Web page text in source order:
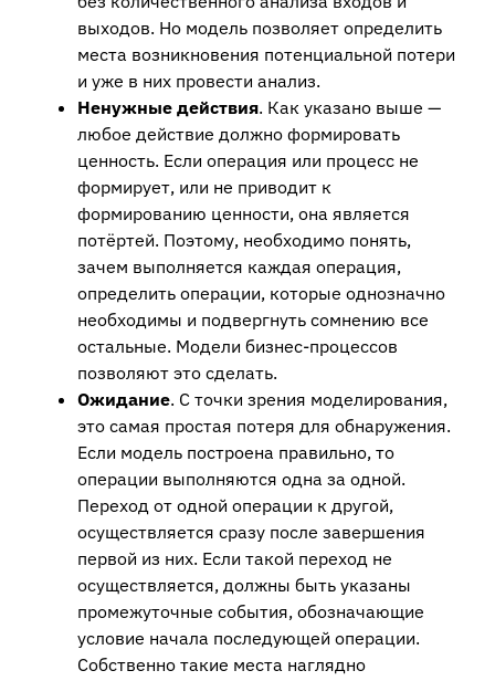
выходов. Но модель позволяет определить
места возникновения потенциальной потери
и уже в них провести анализ.
Ненужные действия. Как указано выше —
любое действие должно формировать
ценность. Если операция или процесс не
формирует, или не приводит к
формированию ценности, она является
потёртей. Поэтому, необходимо понять,
зачем выполняется каждая операция,
определить операции, которые однозначно
необходимы и подвергнуть сомнению все
остальные. Модели бизнес-процессов
позволяют это сделать.
Ожидание. С точки зрения моделирования,
это самая простая потеря для обнаружения.
Если модель построена правильно, то
операции выполняются одна за одной.
Переход от одной операции к другой,
осуществляется сразу после завершения
первой из них. Если такой переход не
осуществляется, должны быть указаны
промежуточные события, обозначающие
условие начала последующей операции.
Собственно такие места наглядно